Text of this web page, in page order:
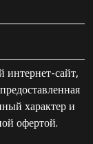
сайт,
характер и
офертой.